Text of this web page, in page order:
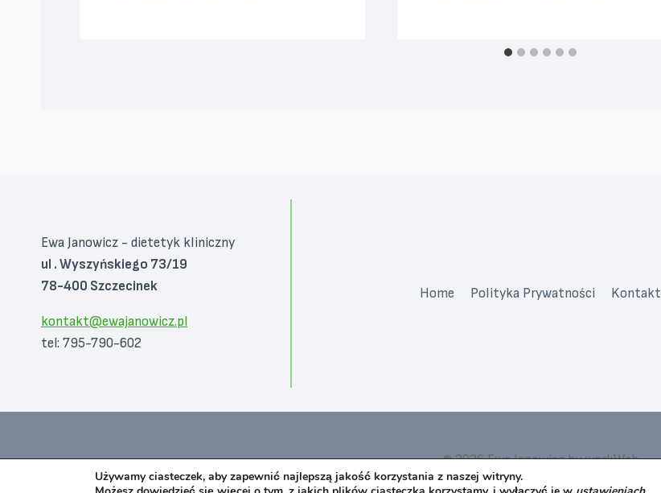
Ewa Janowicz - dietetyk kliniczny
ul . Wyszyńskiego 73/19
78-400 Szczecinek
kontakt@ewajanowicz.pl
tel: 795-790-602
Home Polityka Prywatności Kontakt
© 2026 Ewa Janowicz by workWeb
Używamy ciasteczek, aby zapewnić najlepszą jakość korzystania z naszej witryny.